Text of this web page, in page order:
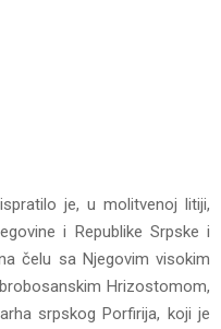
je, u molitvenoj litiji,
i Republike Srpske i
čelu sa Njegovim visokim
Hrizostomom,
srpskog Porfirija, koji je